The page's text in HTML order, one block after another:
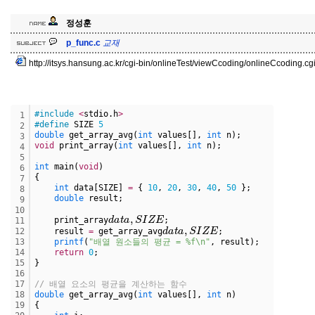
정성훈
p_func.c 교
재
http://itsys.hansung.ac.kr/cgi-bin/onlineTest/viewCcoding/
1
2
3
4
5
6
7
8
9
10
11
12
13
14
15
16
17
18
19
#include <stdio.h>
#define SIZE 5
double get_array_avg( int values[], int n);
void
print_array( int values[], int n);
int main(void )
{
int data[SIZE] = { 10, 20, 30, 40, 50 };
double result;
print_array
d at ,SIZ
;
result = get_array_avg
d at ,SIZ
;
printf( "배열 원소들의 평균 = %f\n" , result);
return 0;
}
// 배열 요소의 평균을 계산하는 함수
double get_array_avg( int values[], int n)
{